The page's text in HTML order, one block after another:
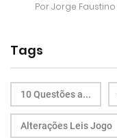
PorJorge Faustino
Tags
10 Questões a...
Alterações Leis Jogo